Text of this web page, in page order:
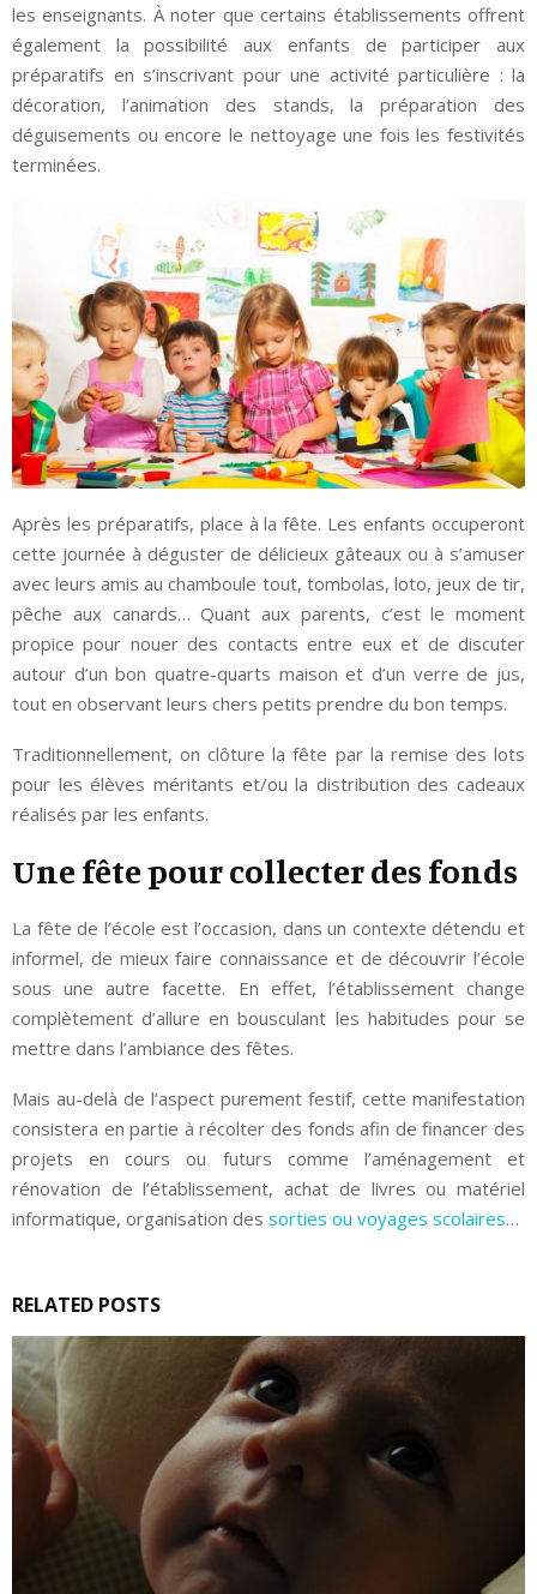
les enseignants. À noter que certains établissements offrent
également la possibilité aux enfants de participer aux
préparatifs en s’inscrivant pour une activité particulière : la
décoration, l’animation des stands, la préparation des
déguisements ou encore le nettoyage une fois les festivités
terminées.
Après les préparatifs, place à la fête. Les enfants occuperont
cette journée à déguster de délicieux gâteaux ou à s’amuser
avec leurs amis au chamboule tout, tombolas, loto, jeux de tir,
pêche aux canards… Quant aux parents, c’est le moment
propice pour nouer des contacts entre eux et de discuter
autour d’un bon quatre-quarts maison et d’un verre de jus,
tout en observant leurs chers petits prendre du bon temps.
Traditionnellement, on clôture la fête par la remise des lots
pour les élèves méritants et/ou la distribution des cadeaux
réalisés par les enfants.
Une fête pour collecter des fonds
La fête de l’école est l’occasion, dans un contexte détendu et
informel, de mieux faire connaissance et de découvrir l’école
sous une autre facette. En effet, l’établissement change
complètement d’allure en bousculant les habitudes pour se
mettre dans l’ambiance des fêtes.
Mais au-delà de l’aspect purement festif, cette manifestation
consistera en partie à récolter des fonds afin de financer des
projets en cours ou futurs comme l’aménagement et
rénovation de l’établissement, achat de livres ou matériel
informatique, organisation des sorties ou voyages scolaires…
RELATED POSTS